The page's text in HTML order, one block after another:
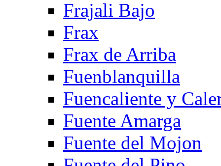
Frajali Bajo
Frax
Frax de Arriba
Fuenblanquilla
Fuencaliente y
Fuente Amarga
Fuente del Mojon